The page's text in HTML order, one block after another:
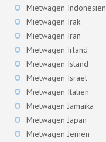
Mietwagen Indonesien
Mietwagen Irak
Mietwagen Iran
Mietwagen Irland
Mietwagen Island
Mietwagen Israel
Mietwagen Italien
Mietwagen Jamaika
Mietwagen Japan
Mietwagen Jemen